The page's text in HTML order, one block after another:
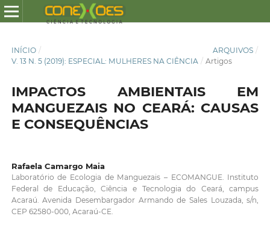
INÍCIO / ARQUIVOS /
V. 13 N. 5 (2019): ESPECIAL: MULHERES NA CIÊNCIA / Artigos
IMPACTOS AMBIENTAIS EM
MANGUEZAIS NO CEARÁ: CAUSAS
E CONSEQUÊNCIAS
Rafaela Camargo Maia
Laboratório de Ecologia de Manguezais – ECOMANGUE. Instituto
Federal de Educação, Ciência e Tecnologia do Ceará, campus
Acaraú. Avenida Desembargador Armando de Sales Louzada, s/n,
CEP 62580-000, Acaraú-CE.